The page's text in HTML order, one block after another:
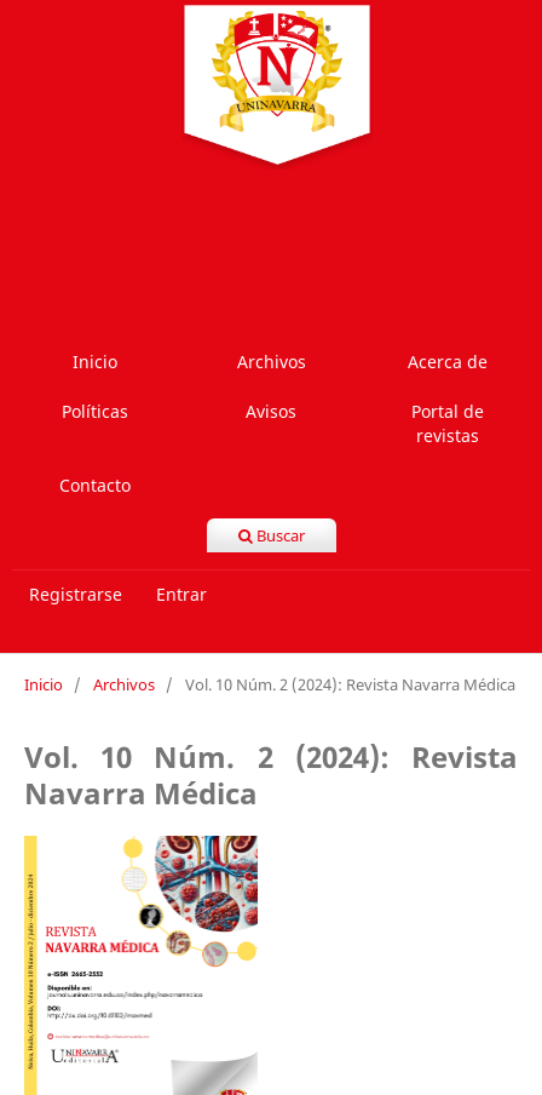
Inicio Archivos Acerca de
Políticas Avisos
Portal de
revistas
Contacto
Buscar
Registrarse Entrar
Inicio / Archivos / Vol. 10 Núm. 2 (2024): Revista Navarra Médica
Vol. 10 Núm. 2 (2024): Revista
Navarra Médica